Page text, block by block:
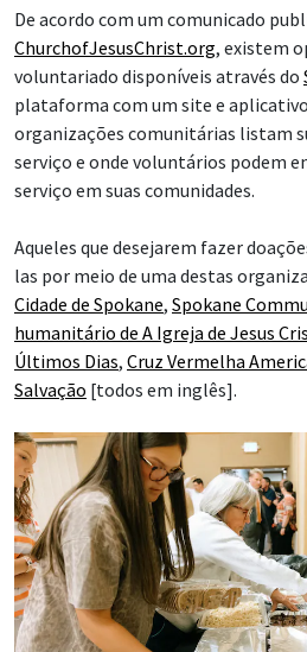
De acordo com um comunicado
ChurchofJesusChrist.org, existem
voluntariado disponíveis através do
plataforma com um site e
organizações comunitárias listam
serviço e onde voluntários podem
serviço em suas comunidades.
Aqueles que desejarem fazer
las por meio de uma destas
Cidade de Spokane, Spokane
humanitário de A Igreja de Jesus
Últimos Dias, Cruz Vermelha
Salvação [todos em inglês].